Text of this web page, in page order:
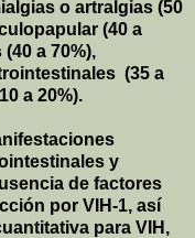
o artralgias (50
(40 a
(40 a 70%),
(35 a
10 a 20%).
y
de factores
por VIH-1, así
para VIH,